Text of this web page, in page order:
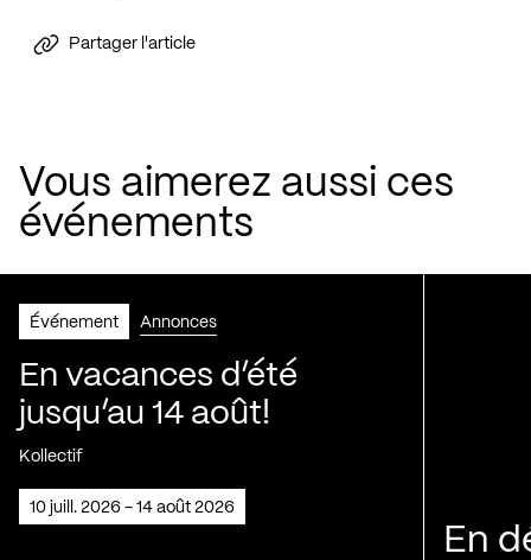
Partager l'article
Vous aimerez aussi ces
événements
Événement Annonces
En vacances d’été
jusqu’au 14 août!
Kollectif
10 juill. 2026 - 14 août 2026
En